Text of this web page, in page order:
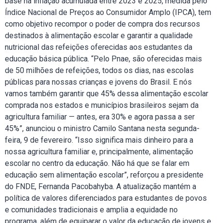
Índice Nacional de Preços ao Consumidor Amplo (IPCA), tem
como objetivo recompor o poder de compra dos recursos
destinados à alimentação escolar e garantir a qualidade
nutricional das refeições oferecidas aos estudantes da
educação básica pública. “Pelo Pnae, são oferecidas mais
de 50 milhões de refeições, todos os dias, nas escolas
públicas para nossas crianças e jovens do Brasil. E nós
vamos também garantir que 45% dessa alimentação escolar
comprada nos estados e municípios brasileiros sejam da
agricultura familiar — antes, era 30% e agora passa a ser
45%”, anunciou o ministro Camilo Santana nesta segunda-
feira, 9 de fevereiro. “Isso significa mais dinheiro para a
nossa agricultura familiar e, principalmente, alimentação
escolar no centro da educação. Não há que se falar em
educação sem alimentação escolar”, reforçou a presidente
do FNDE, Fernanda Pacobahyba. A atualização mantém a
política de valores diferenciados para estudantes de povos
e comunidades tradicionais e amplia a equidade no